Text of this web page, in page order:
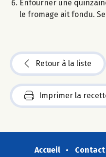
Enfourner une
le fromage ait fondu.
Retour à la liste
Imprimer la
Accueil Contact